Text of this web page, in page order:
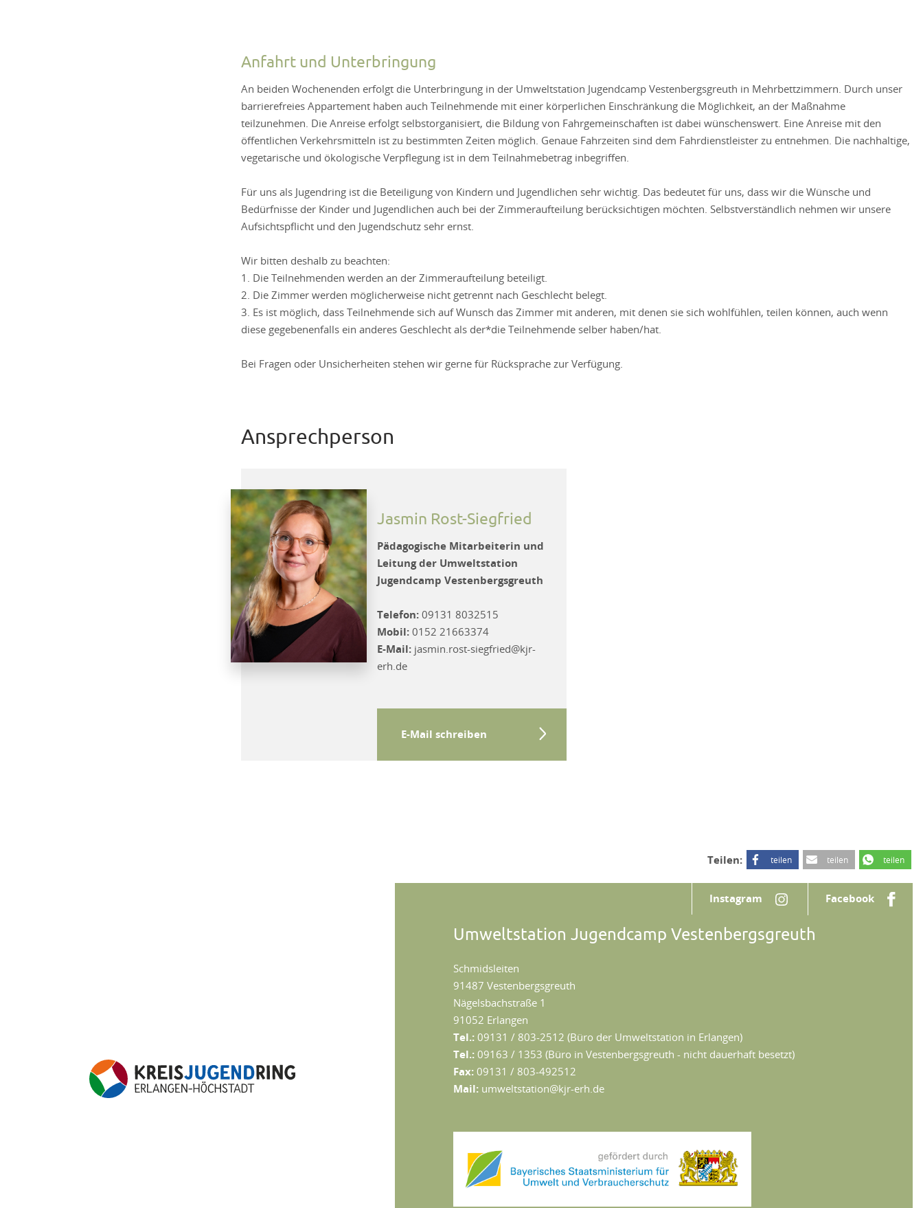
Anfahrt und Unterbringung
An beiden Wochenenden erfolgt die Unterbringung in der Umweltstation Jugendcamp Vestenbergsgreuth in Mehrbettzimmern. Durch unser
barrierefreies Appartement haben auch Teilnehmende mit einer körperlichen Einschränkung die Möglichkeit, an der Maßnahme
teilzunehmen. Die Anreise erfolgt selbstorganisiert, die Bildung von Fahrgemeinschaften ist dabei wünschenswert. Eine Anreise mit den
öffentlichen Verkehrsmitteln ist zu bestimmten Zeiten möglich. Genaue Fahrzeiten sind dem Fahrdienstleister zu entnehmen. Die nachhaltige,
vegetarische und ökologische Verpflegung ist in dem Teilnahmebetrag inbegriffen.
Für uns als Jugendring ist die Beteiligung von Kindern und Jugendlichen sehr wichtig. Das bedeutet für uns, dass wir die Wünsche und
Bedürfnisse der Kinder und Jugendlichen auch bei der Zimmeraufteilung berücksichtigen möchten. Selbstverständlich nehmen wir unsere
Aufsichtspflicht und den Jugendschutz sehr ernst.
Wir bitten deshalb zu beachten:
1. Die Teilnehmenden werden an der Zimmeraufteilung beteiligt.
2. Die Zimmer werden möglicherweise nicht getrennt nach Geschlecht belegt.
3. Es ist möglich, dass Teilnehmende sich auf Wunsch das Zimmer mit anderen, mit denen sie sich wohlfühlen, teilen können, auch wenn
diese gegebenenfalls ein anderes Geschlecht als der*die Teilnehmende selber haben/hat.
Bei Fragen oder Unsicherheiten stehen wir gerne für Rücksprache zur Verfügung.
Ansprechperson
Jasmin Rost-Siegfried
Pädagogische Mitarbeiterin und
Leitung der Umweltstation
Jugendcamp Vestenbergsgreuth
Telefon:09131 8032515
Mobil:0152 21663374
E-Mail:jasmin.rost-siegfried@kjr-
erh.de
E-Mail schreiben
Teilen: teilen teilen teilen
Instagram Facebook
Umweltstation Jugendcamp Vestenbergsgreuth
Schmidsleiten
91487 Vestenbergsgreuth
Nägelsbachstraße 1
91052 Erlangen
Tel.: 09131 / 803-2512 (Büro der Umweltstation in Erlangen)
Tel.: 09163 / 1353 (Büro in Vestenbergsgreuth - nicht dauerhaft besetzt)
Fax: 09131 / 803-492512
Mail: umweltstation@kjr-erh.de